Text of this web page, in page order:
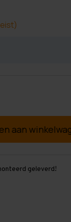
geleverd!